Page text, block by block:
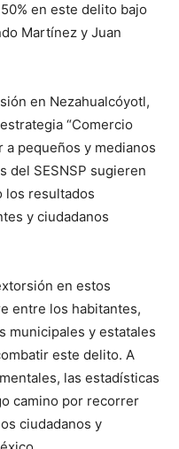
en este delito bajo
Martínez y Juan
en Nezahualcóyotl,
“Comercio
a pequeños y medianos
del SESNSP sugieren
los resultados
y ciudadanos
en estos
entre los habitantes,
municipales y estatales
este delito. A
las estadísticas
camino por recorrer
ciudadanos y